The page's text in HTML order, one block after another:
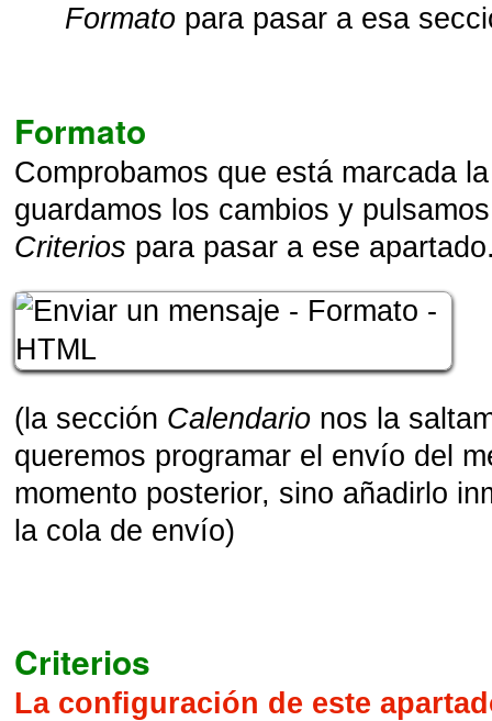
Formato para pasar a esa
Formato
Comprobamos que está marcada
guardamos los cambios y
Criterios para pasar a ese
(la sección Calendario nos la
queremos programar el envío del
momento posterior, sino añadirlo
la cola de envío)
Criterios
La configuración de este